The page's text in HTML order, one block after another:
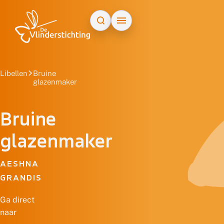
Libellen
Bruine
glazenmaker
Bruine
glazenmaker
AESHNA
GRANDIS
Ga direct
naar